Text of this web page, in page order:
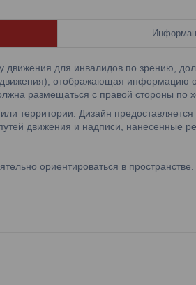
движения для инвалидов по зрению,
отображающая информацию
размещаться с правой стороны по
территории. Дизайн предоставляется
движения и надписи, нанесенные
ориентироваться в пространстве.